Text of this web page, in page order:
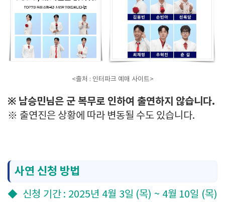
<출처 : 인터파크 예매 사이트>
※ 남승민님은 군 복무로 인하여 출연하지 않습니다.
※ 출연진은 상황에 따라 변동될 수도 있습니다.
사연 신청 방법
◆ 신청 기간 : 2025년 4월 3일 (목) ~ 4월 10일 (목)